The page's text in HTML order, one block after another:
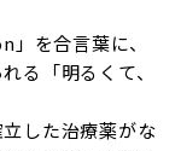
を合言葉に、
る「明るくて、
した治療薬がな